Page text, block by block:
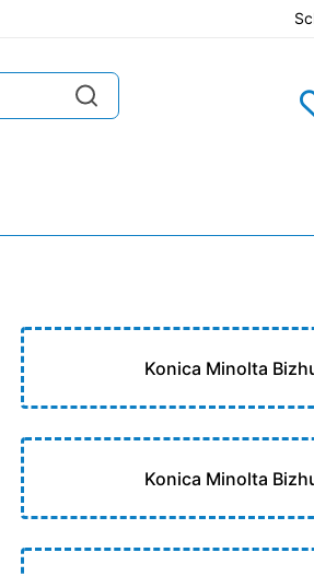
Konica Minolta
Konica Minolta